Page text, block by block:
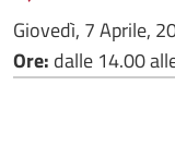
Giovedì, 7 Aprile,
Ore: dalle 14.00